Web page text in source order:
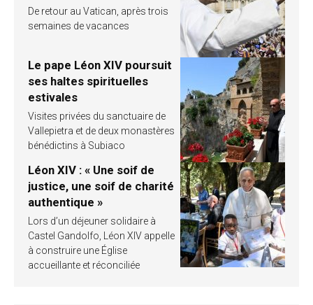
De retour au Vatican, après trois
semaines de vacances
Le pape Léon XIV poursuit
ses haltes spirituelles
estivales
Visites privées du sanctuaire de
Vallepietra et de deux monastères
bénédictins à Subiaco
Léon XIV : « Une soif de
justice, une soif de charité
authentique »
Lors d’un déjeuner solidaire à
Castel Gandolfo, Léon XIV appelle
à construire une Église
accueillante et réconciliée